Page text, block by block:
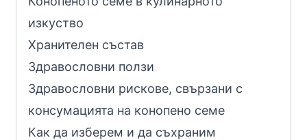
изкуство
Хранителен състав
Здравословни ползи
Здравословни рискове, свързани с
консумацията на конопено семе
Как да изберем и да съхраним